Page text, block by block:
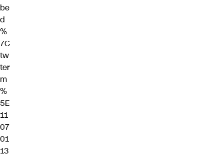
be
d
%
7C
tw
ter
m
%
5E
11
07
01
13